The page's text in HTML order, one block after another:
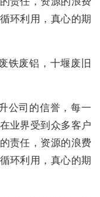
环利用，真心的期
铁废铝，十堰废旧
公司的信誉，每一
业界受到众多客户
责任，资源的浪费
环利用，真心的期